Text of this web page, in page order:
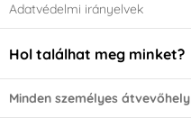
Adatvédelmi irányelvek
Hol találhat meg minket?
Minden személyes átvevőhely